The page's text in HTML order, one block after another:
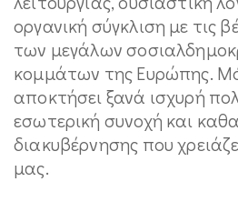
οργανική σύγκλιση με τις
των μεγάλων
κομμάτων της Ευρώπης.
αποκτήσει ξανά ισχυρή
εσωτερική συνοχή και
διακυβέρνησης που
μας.